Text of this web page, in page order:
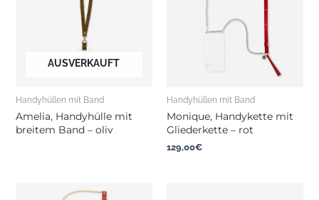
AUSVERKAUFT
Handyhüllen mit Band
Amelia, Handyhülle mit
breitem Band – oliv
Handyhüllen mit Band
Monique, Handykette mit
Gliederkette – rot
129,00€